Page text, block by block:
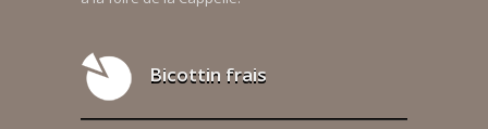
Bicottin frais